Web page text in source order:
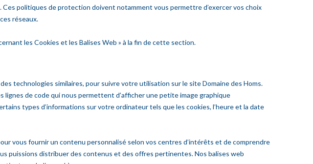
politiques de protection doivent notamment vous permettre d’exercer vos choix
réseaux.
les Cookies et les Balises Web » à la fin de cette section.
technologies similaires, pour suivre votre utilisation sur le site Domaine des Homs.
de code qui nous permettent d’afficher une petite image graphique
types d’informations sur votre ordinateur tels que les cookies, l’heure et la date
vous fournir un contenu personnalisé selon vos centres d’intérêts et de comprendre
puissions distribuer des contenus et des offres pertinentes. Nos balises web